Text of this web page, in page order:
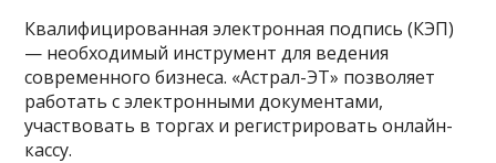
Квалифицированная электронная подпись (КЭП)
— необходимый инструмент для ведения
современного бизнеса. «Астрал-ЭТ» позволяет
работать с электронными документами,
участвовать в торгах и регистрировать онлайн-
кассу.